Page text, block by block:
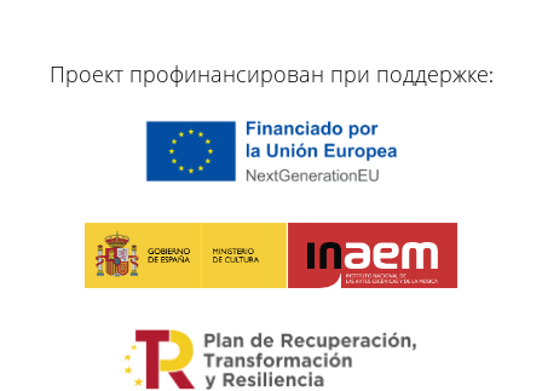
Проект профинансирован при поддержке: